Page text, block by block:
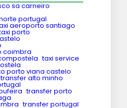
sa carneiro
portugal
aeroporto santiago
porto
coimbra
taxi service
porto viana castelo
transfer alto minho
transfer porto
transfer portugal